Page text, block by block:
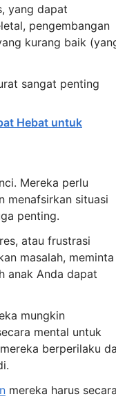
yang dapat
pengembangan
kurang baik
sangat penting
Hebat untuk
Mereka perlu
menafsirkan situasi
penting.
atau frustrasi
masalah, meminta
anak Anda dapat
mungkin
mental untuk
berperilaku
mereka harus secara